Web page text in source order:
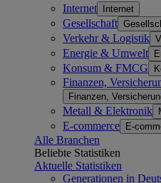
Internet Internet
Gesellschaft
Verkehr & Logistik
Energie & Umwelt
Konsum & FMCG
Finanzen,
Finanzen,
Metall & Elektronik
E-commerce E-
Alle Branchen
Beliebte Statistiken
Aktuelle Statistiken
Generationen in